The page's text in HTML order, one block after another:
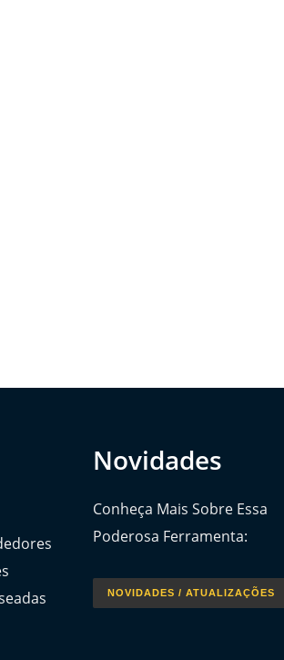
Novidades
Conheça Mais Sobre Essa
Poderosa Ferramenta:
NOVIDADES / ATUALIZAÇÕES